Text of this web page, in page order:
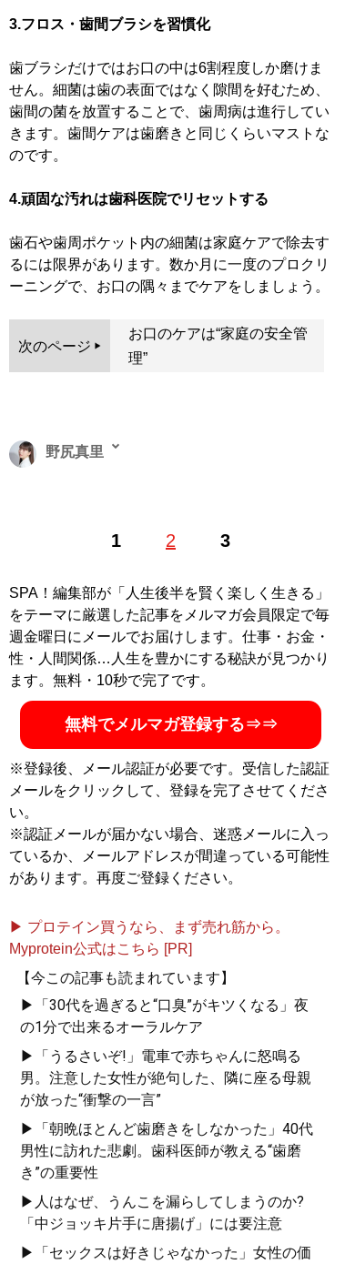
3.フロス・歯間ブラシを習慣化
歯ブラシだけではお口の中は6割程度しか磨けま
せん。細菌は歯の表面ではなく隙間を好むため、
歯間の菌を放置することで、歯周病は進行してい
きます。歯間ケアは歯磨きと同じくらいマストな
のです。
4.頑固な汚れは歯科医院でリセットする
歯石や歯周ポケット内の細菌は家庭ケアで除去す
るには限界があります。数か月に一度のプロクリ
ーニングで、お口の隅々までケアをしましょう。
次のページ
お口のケアは“家庭の安全管
理”
1 2 3
野尻真里
及に取り組んでいる歯科医師です。「一生涯、生まれ持
を目標にメディアで発信をしています。X（旧
Twitter）：
@nojirimari
記事一覧へ
SPA！編集部が「人生後半を賢く楽しく生きる」
をテーマに厳選した記事をメルマガ会員限定で毎
週金曜日にメールでお届けします。仕事・お金・
性・人間関係…人生を豊かにする秘訣が見つかり
ます。無料・10秒で完了です。
無料でメルマガ登録する⇒⇒
※登録後、メール認証が必要です。受信した認証
メールをクリックして、登録を完了させてくださ
い。
※認証メールが届かない場合、迷惑メールに入っ
ているか、メールアドレスが間違っている可能性
があります。再度ご登録ください。
▶ プロテイン買うなら、まず売れ筋から。
Myprotein公式はこちら [PR]
【今この記事も読まれています】
▶「30代を過ぎると“口臭”がキツくなる」夜
の1分で出来るオーラルケア
▶「うるさいぞ!」電車で赤ちゃんに怒鳴る
男。注意した女性が絶句した、隣に座る母親
が放った“衝撃の一言”
▶「朝晩ほとんど歯磨きをしなかった」40代
男性に訪れた悲劇。歯科医師が教える“歯磨
き”の重要性
▶人はなぜ、うんこを漏らしてしまうのか?
「中ジョッキ片手に唐揚げ」には要注意
▶「セックスは好きじゃなかった」女性の価